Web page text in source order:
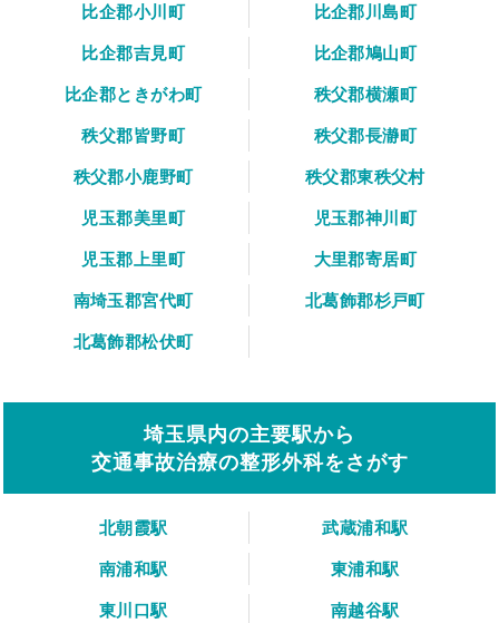
比企郡小川町
比企郡川島町
比企郡吉見町
比企郡鳩山町
比企郡ときがわ町
秩父郡横瀬町
秩父郡皆野町
秩父郡長瀞町
秩父郡小鹿野町
秩父郡東秩父村
児玉郡美里町
児玉郡神川町
児玉郡上里町
大里郡寄居町
南埼玉郡宮代町
北葛飾郡杉戸町
北葛飾郡松伏町
埼玉県内の主要駅から
交通事故治療の整形外科をさがす
北朝霞駅
武蔵浦和駅
南浦和駅
東浦和駅
東川口駅
南越谷駅